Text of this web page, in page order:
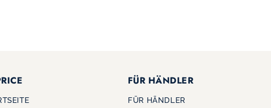
FÜR HÄNDLER
FÜR HÄNDLER